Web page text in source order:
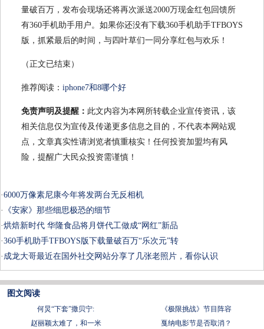
量破百万，发布会现场还将再次派送2000万现金红包回馈所
有360手机助手用户。如果你还没有下载360手机助手TFBOYS
版，抓紧最后的时间，与四叶草们一同分享红包与欢乐！
（正文已结束）
推荐阅读： iphone7和8哪个好
免责声明及提醒： 此文内容为本网所转载企业宣传资讯，该
相关信息仅为宣传及传递更多信息之目的，不代表本网站观
点，文章真实性请浏览者慎重核实！任何投资加盟均有风
险，提醒广大民众投资需谨慎！
·6000万像素尼康今年将发两台无反相机
·
《安家》那些细思极恐的细节
·烘焙新时代 华隆食品将月饼代工做成“网红”新品
·360手机助手TFBOYS版下载量破百万“乐次元”转
· 成龙大哥最近在国外社交网站分享了几张老照片，看你认识
图文阅读
何炅“下套”撒贝宁:
《极限挑战》节目阵容
赵丽颖太难了，和一米
戛纳电影节是否取消？